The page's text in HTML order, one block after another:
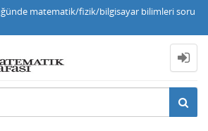
matematik/fizik/bilgisayar bilimleri soru